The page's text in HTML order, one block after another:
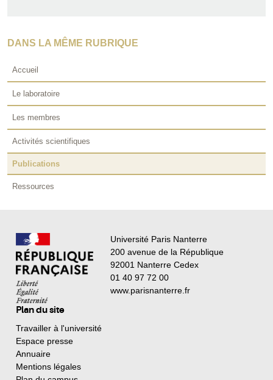
DANS LA MÊME RUBRIQUE
Accueil
Le laboratoire
Les membres
Activités scientifiques
Publications
Ressources
Université Paris Nanterre
200 avenue de la République
92001 Nanterre Cedex
01 40 97 72 00
www.parisnanterre.fr
Plan du site
Travailler à l'université
Espace presse
Annuaire
Mentions légales